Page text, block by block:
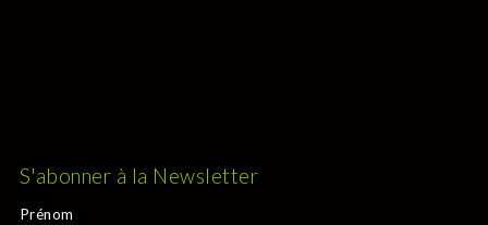
S'abonner à la Newsletter
Prénom